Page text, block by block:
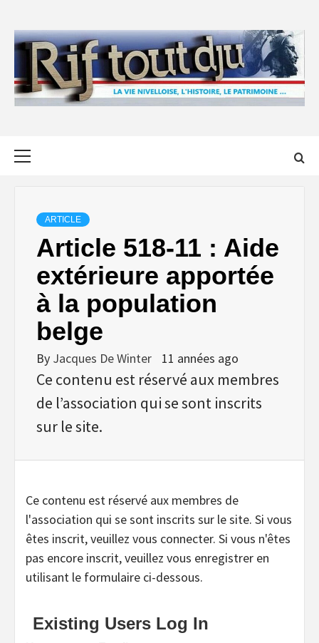
content
ARTICLE
Article 518-11 : Aide
extérieure apportée
à la population
belge
By Jacques De Winter 11 années ago
Ce contenu est réservé aux membres
de l’association qui se sont inscrits
sur le site.
Ce contenu est réservé aux membres de
l'association qui se sont inscrits sur le site. Si vous
êtes inscrit, veuillez vous connecter. Si vous n'êtes
pas encore inscrit, veuillez vous enregistrer en
utilisant le formulaire ci-dessous.
Existing Users Log In